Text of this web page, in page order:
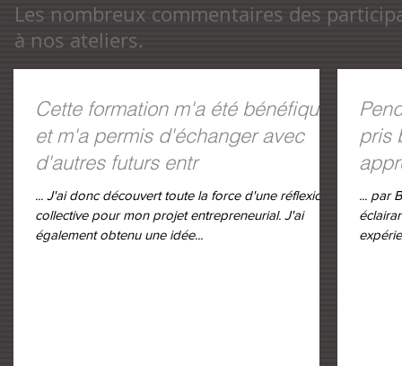
Les nombreux commentaires des
à nos ateliers.
Cette formation m'a été bénéfique
et m'a permis d'échanger avec
d'autres futurs entr
... J'ai donc découvert toute la force d'une réflexion
collective pour mon projet entrepreneurial. J'ai
également obtenu une idée...
pris
... par